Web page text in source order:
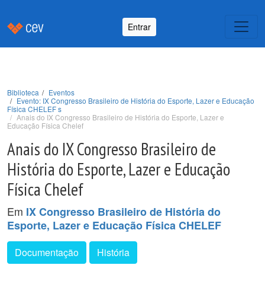
Entrar
Biblioteca
Eventos
Evento: IX Congresso Brasileiro de História do Esporte, Lazer e Educação
Física CHELEF s
Anais do IX Congresso Brasileiro de História do Esporte, Lazer e
Educação Física Chelef
Anais do IX Congresso Brasileiro de
História do Esporte, Lazer e Educação
Física Chelef
Em IX Congresso Brasileiro de História do
Esporte, Lazer e Educação Física CHELEF
Documentação História